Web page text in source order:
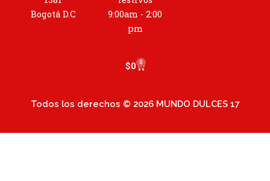
Bogotá D.C
9:00am - 2:00
pm
$0 0
Cart
Todos los derechos © 2026 MUNDO DULCES 17